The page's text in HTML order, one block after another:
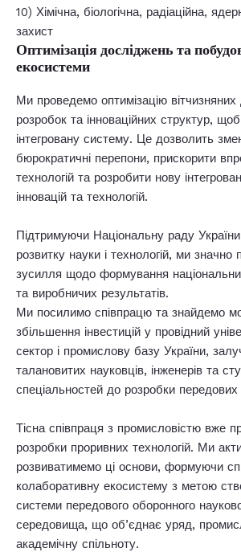
10) Хімічна, біологічна, радіаційна,
захист
Оптимізація досліджень та
екосистеми
Ми проведемо оптимізацію вітчизняних
розробок та інноваційних структур,
інтегровану систему. Це дозволить
бюрократичні перепони, прискорити
технологій та розробити нову
інновацій та технологій.
Підтримуючи Національну раду
розвитку науки і технологій, ми значно
зусилля щодо формування
та виробничих результатів.
Ми посилимо співпрацю та знайдемо
збільшення інвестицій у провідний
сектор і промислову базу України,
талановитих науковців, інженерів та
спеціальностей до розробки передових
Тісна співпраця з промисловістю вже
розробки проривних технологій. Ми
розвиватимемо ці основи, формуючи
колаборативну екосистему з метою
системи передового оборонного
середовища, що об’єднає уряд,
академічну спільноту.